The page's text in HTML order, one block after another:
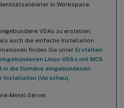
in Workspace
VDAs zu erstellen,
auch die einfache Installation
finden Sie unter Erstellen
Linux-VDAs mit MCS
die Domäne eingebundenen
Installation (Vorschau)
Metal-Server.